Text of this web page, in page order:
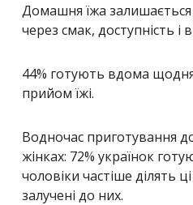
Домашня їжа
через смак, доступність і
44% готують вдома
прийом їжі.
Водночас приготування
жінках: 72% українок
чоловіки частіше ділять
залучені до них.